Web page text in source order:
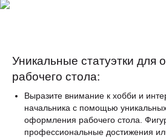
Уникальные статуэтки для
рабочего стола:
Выразите внимание к хобби и
начальника с помощью уникальных
оформления рабочего стола.
профессиональные достижения